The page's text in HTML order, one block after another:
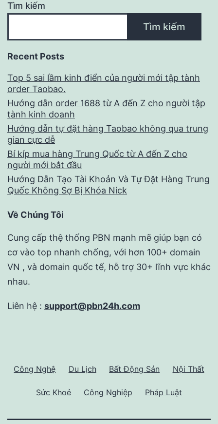
biết
Tìm kiếm
Tìm kiếm
Recent Posts
Top 5 sai lầm kinh điển của người mới tập tành
order Taobao.
Hướng dẫn order 1688 từ A đến Z cho người tập
tành kinh doanh
Hướng dẫn tự đặt hàng Taobao không qua trung
gian cực dễ
Bí kíp mua hàng Trung Quốc từ A đến Z cho
người mới bắt đầu
Hướng Dẫn Tạo Tài Khoản Và Tự Đặt Hàng Trung
Quốc Không Sợ Bị Khóa Nick
Về Chúng Tôi
Cung cấp thệ thống PBN mạnh mẽ giúp bạn có
cơ vào top nhanh chống, với hơn 100+ domain
VN , và domain quốc tế, hỗ trợ 30+ lĩnh vực khác
nhau.
Liên hệ : support@pbn24h.com
Công Nghệ Du Lịch Bất Động Sản Nội Thất
Sức Khoẻ Công Nghiệp Pháp Luật